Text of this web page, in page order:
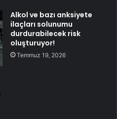
Alkol ve bazı anksiyete
ilaçları solunumu
durdurabilecek risk
oluşturuyor!
Temmuz 19, 2026